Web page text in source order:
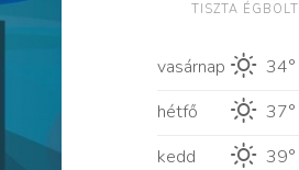
TISZTA ÉGBOLT
vasárnap 34°
hétfő
37°
kedd
39°